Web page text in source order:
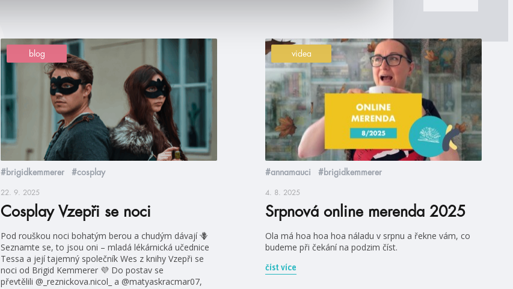
blog
#brigidkemmerer #cosplay
22. 9. 2025
Cosplay Vzepři se noci
Pod rouškou noci bohatým berou a chudým dávají 🪻
Seznamte se, to jsou oni – mladá lékárnická učednice
Tessa a její tajemný společník Wes z knihy Vzepři se
noci od Brigid Kemmerer 💜 Do postav se
převtělili @_reznickova.nicol_ a @matyaskracmar07,
videa
#annamauci #brigidkemmerer
4. 8. 2025
Srpnová online merenda 2025
Ola má hoa hoa hoa náladu v srpnu a řekne vám, co
budeme při čekání na podzim číst.
číst více